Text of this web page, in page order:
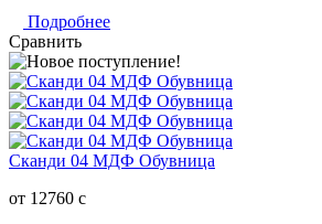
Подробнее
Сравнить
Сканди 04 МДФ Обувница
от 12760 c